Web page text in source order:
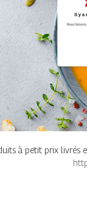
à petit prix livrés